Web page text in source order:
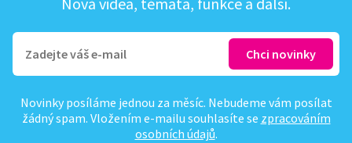
Novinky posíláme jednou za měsíc. Nebudeme vám posílat
žádný spam. Vložením e-mailu souhlasíte se zpracováním
osobních údajů.